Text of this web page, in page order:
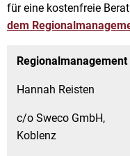
für eine kostenfreie
dem
Regionalmanagement
Hannah Reisten
c/o Sweco GmbH,
Koblenz